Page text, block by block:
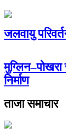
जलवायु
निर्माण
ताजा समाचार